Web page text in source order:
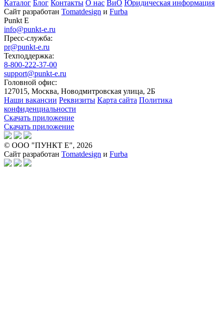
Каталог Блог Контакты О нас ВиО Юридическая информация
Сайт разработан Tomatdesign и Furba
Punkt E
info@punkt-e.ru
Пресс-служба:
pr@punkt-e.ru
Техподдержка:
8-800-222-37-00
support@punkt-e.ru
Головной офис:
127015, Москва, Новодмитровская улица, 2Б
Наши вакансии Реквизиты Карта сайта Политика
конфиденциальности
Скачать приложение
Скачать приложение
© ООО "ПУНКТ Е", 2026
Сайт разработан Tomatdesign и Furba